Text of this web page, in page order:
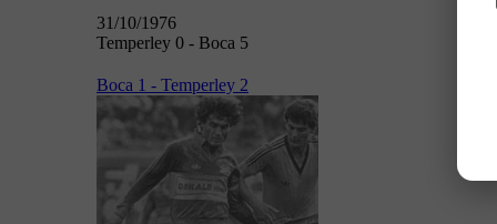
31/10/1976
Temperley 0 - Boca 5
Boca 1 - Temperley 2